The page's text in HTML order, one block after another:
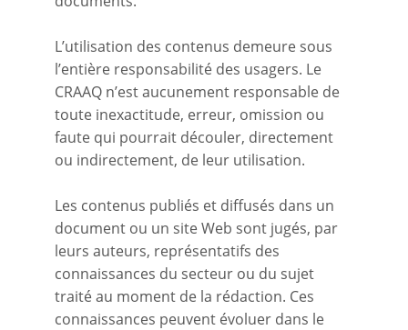
L’utilisation des contenus demeure sous
l’entière responsabilité des usagers. Le
CRAAQ n’est aucunement responsable de
toute inexactitude, erreur, omission ou
faute qui pourrait découler, directement
ou indirectement, de leur utilisation.
Les contenus publiés et diffusés dans un
document ou un site Web sont jugés, par
leurs auteurs, représentatifs des
connaissances du secteur ou du sujet
traité au moment de la rédaction. Ces
connaissances peuvent évoluer dans le